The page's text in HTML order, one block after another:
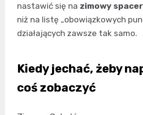
nastawić się na zimowy
niż na listę „obowiązkowych
działających zawsze tak samo.
Kiedy jechać, żeby
coś zobaczyć